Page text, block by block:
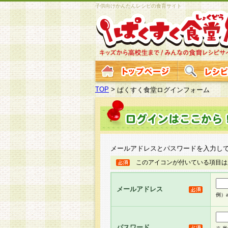
子供向けかんたんレシピの食育サイト
TOP >ぱくすく食堂ログインフォーム
メールアドレスとパスワードを入力し
このアイコンが付いている項目
メールアドレス
例）